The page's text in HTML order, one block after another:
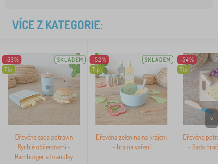
VÍCE Z KATEGORIE:
-53%
Tip
SKLADEM
Dřevěné sada potravin
Rychlé občerstvení -
Hamburger a hranolky
-52%
Tip
SKLADEM
Dřevěná zelenina na krájení
- hra na vaření
-54%
Tip
Dřevěné
- Sada
>